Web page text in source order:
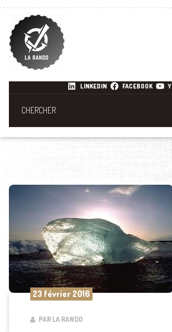
LINKEDIN FACEBOOK
23 février 2016
PAR LA RANDO